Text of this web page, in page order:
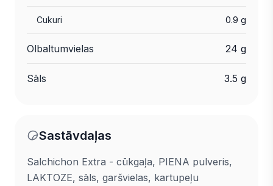
Cukuri 0.9 g
Olbaltumvielas 24 g
Sāls 3.5 g
Sastāvdaļas
Salchichon Extra - cūkgaļa, PIENA pulveris,
LAKTOZE, sāls, garšvielas, kartupeļu